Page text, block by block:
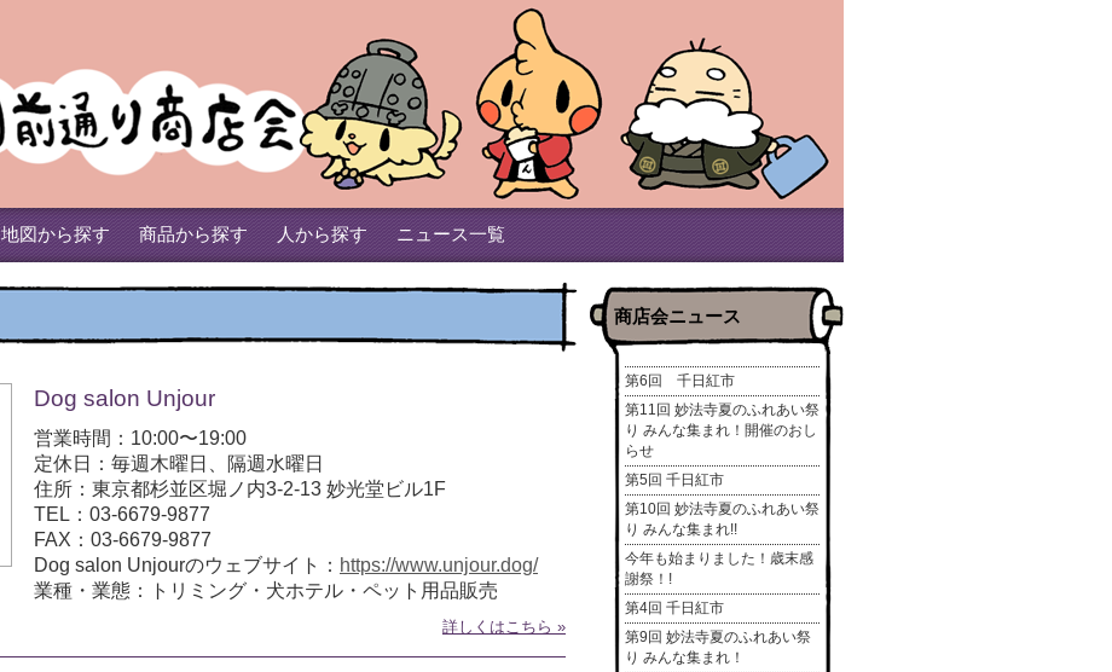
地図から探す 商品から探す 人から探す ニュース一覧
Dog salon Unjour
営業時間：10:00〜19:00
定休日：毎週木曜日、隔週水曜日
住所：東京都杉並区堀ノ内3-2-13 妙光堂ビル1F
TEL：03-6679-9877
FAX：03-6679-9877
Dog salon Unjourのウェブサイト： https://www.unjour.dog/
業種・業態：トリミング・犬ホテル・ペット用品販売
詳しくはこちら »
商店会ニュース
第6回 千日紅市
第11回 妙法寺夏のふれあい祭
り みんな集まれ！開催のおし
らせ
第5回 千日紅市
第10回 妙法寺夏のふれあい祭
り みんな集まれ!!
今年も始まりました！歳末感
謝祭！!
第4回 千日紅市
第9回 妙法寺夏のふれあい祭
り みんな集まれ！